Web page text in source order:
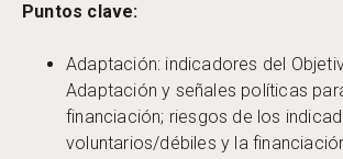
Puntos clave:
Adaptación: indicadores del
Adaptación y señales políticas
financiación; riesgos de los
voluntarios/débiles y la